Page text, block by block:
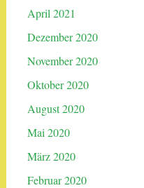
April 2021
Dezember 2020
November 2020
Oktober 2020
August 2020
Mai 2020
März 2020
Februar 2020